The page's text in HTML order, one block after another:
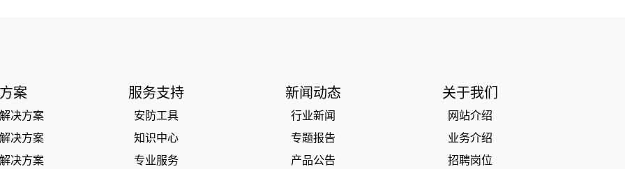
案
决方案
决方案
决方案
服务支持
安防工具
知识中心
专业服务
新闻动态
行业新闻
专题报告
产品公告
关于我们
网站介绍
业务介绍
招聘岗位